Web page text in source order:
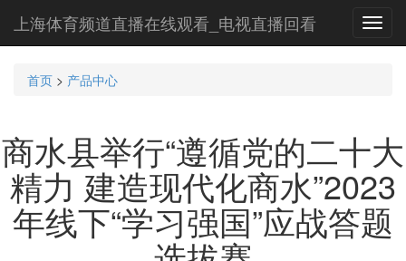
上海体育频道直播在线观看_电视直播回看
首页 > 产品中心
商水县举行“遵循党的二十大
精力 建造现代化商水”2023
年线下“学习强国”应战答题